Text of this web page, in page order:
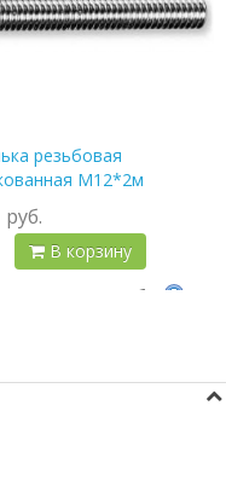
резьбовая
М12*2м
руб.
В корзину
карте:
138 руб.